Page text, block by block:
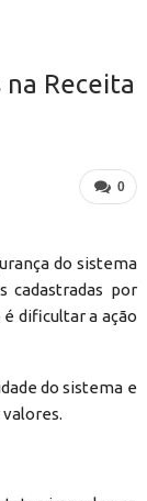
na Receita
0
do sistema
cadastradas por
dificultar a ação
do sistema e